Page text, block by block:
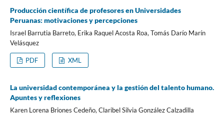
Producción científica de profesores en Universidades
Peruanas: motivaciones y percepciones
Israel Barrutia Barreto, Erika Raquel Acosta Roa, Tomás Darío Marín
Velásquez
PDF XML
La universidad contemporánea y la gestión del talento humano.
Apuntes y reflexiones
Karen Lorena Briones Cedeño, Claribel Silvia González Calzadilla